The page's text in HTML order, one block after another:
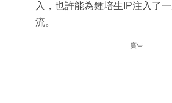
入，也許能為鍾培生IP注入了
流。
廣告